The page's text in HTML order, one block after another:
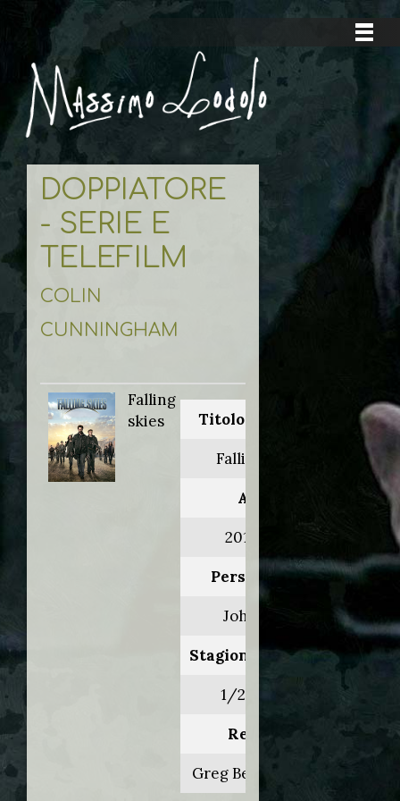
DOPPIATORE
- SERIE E
TELEFILM
COLIN
CUNNINGHAM
Falling
skies
Titolo originale:
Falling skies
Anno:
2011>2015
Personaggio:
John Pope
Stagione.Episodio:
1/2/3/4/5
Regia di:
Greg Beeman/vari